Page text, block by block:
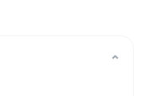
⌄